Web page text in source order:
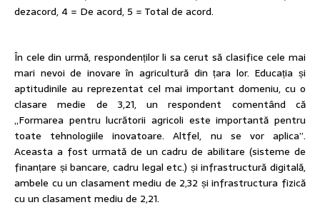
dezacord, 4 = De acord, 5 = Total de acord.
În cele din urmă, respondenților li sa cerut să clasifice cele mai
mari nevoi de inovare în agricultură din țara lor. Educația și
aptitudinile au reprezentat cel mai important domeniu, cu o
clasare medie de 3,21, un respondent comentând că
„Formarea pentru lucrătorii agricoli este importantă pentru
toate tehnologiile inovatoare. Altfel, nu se vor aplica”.
Aceasta a fost urmată de un cadru de abilitare (sisteme de
finanțare și bancare, cadru legal etc.) și infrastructură digitală,
ambele cu un clasament mediu de 2,32 și infrastructura fizică
cu un clasament mediu de 2,21.